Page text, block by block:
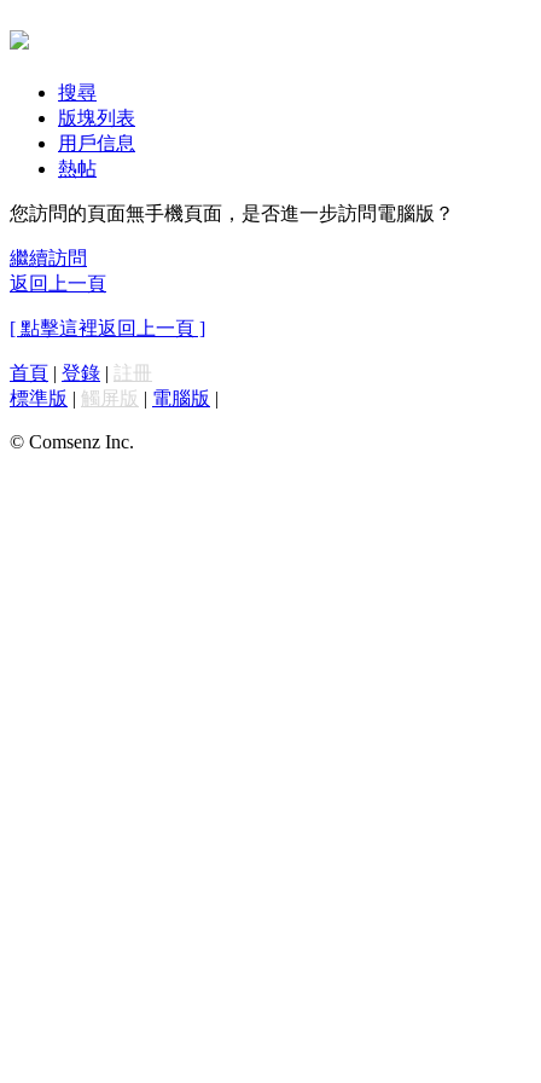
搜尋
版塊列表
用戶信息
熱帖
您訪問的頁面無手機頁面，是否進一步訪問電腦版？
繼續訪問
返回上一頁
[ 點擊這裡返回上一頁 ]
首頁 | 登錄 | 註冊
標準版 | 觸屏版 | 電腦版 |
© Comsenz Inc.